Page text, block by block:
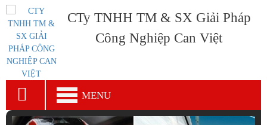
CTy TNHH TM & SX Giải Pháp
Công Nghiệp Can Việt
MENU